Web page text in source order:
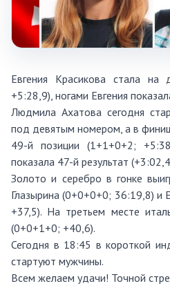
Евгения Красикова стала на
+5:28,9), ногами Евгения
Людмила Ахатова сегодня
под девятым номером, а в
49-й позиции (1+1+0+2;
показала 47-й результат
Золото и серебро в гонке
Глазырина (0+0+0+0; 36:19,8) и
+37,5). На третьем месте
(0+0+1+0; +40,6).
Сегодня в 18:45 в короткой
стартуют мужчины.
Всем желаем удачи! Точной